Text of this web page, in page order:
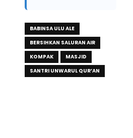
BABINSA ULU ALE
BERSIHKAN SALURAN AIR
KOMPAK
MASJID
SANTRI UNWARUL QUR’AN